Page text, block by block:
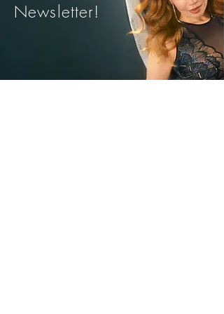
• Inaltime aproximativa: 26 cm pentru
• Se poate combina cu sutiene de
baie din seria Gold Coast pentru un
set complet
Newsletter!